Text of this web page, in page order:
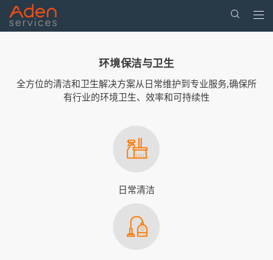
content
环境保洁与卫生
全方位的清洁和卫生解决方案从日常维护到专业服务,确保所
有行业的环境卫生、效率和可持续性
日常清洁